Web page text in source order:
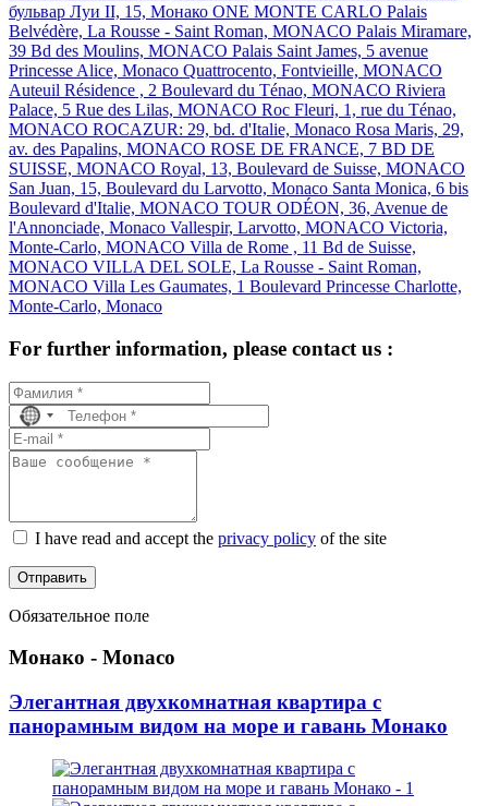
бульвар Луи II, 15, Монако ONE MONTE CARLO Palais
Belvédère, La Rousse - Saint Roman, MONACO Palais Miramare,
39 Bd des Moulins, MONACO Palais Saint James, 5 avenue
Princesse Alice, Monaco Quattrocento, Fontvieille, MONACO
Auteuil Résidence , 2 Boulevard du Ténao, MONACO Riviera
Palace, 5 Rue des Lilas, MONACO Roc Fleuri, 1, rue du Ténao,
MONACO ROCAZUR: 29, bd. d'Italie, Monaco Rosa Maris, 29,
av. des Papalins, MONACO ROSE DE FRANCE, 7 BD DE
SUISSE, MONACO Royal, 13, Boulevard de Suisse, MONACO
San Juan, 15, Boulevard du Larvotto, Monaco Santa Monica, 6 bis
Boulevard d'Italie, MONACO TOUR ODÉON, 36, Avenue de
l'Annonciade, Monaco Vallespir, Larvotto, MONACO Victoria,
Monte-Carlo, MONACO Villa de Rome , 11 Bd de Suisse,
MONACO VILLA DEL SOLE, La Rousse - Saint Roman,
MONACO Villa Les Gaumates, 1 Boulevard Princesse Charlotte,
Monte-Carlo, Monaco
For further information, please contact us :
No
country
selected
I have read and accept the privacy policy of the site
Отправить
Обязательное поле
Монако - Monaco
Элегантная двухкомнатная квартира с
панорамным видом на море и гавань Монако